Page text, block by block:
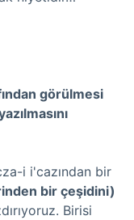
görülmesi
i i'cazından bir
bir çeşidini)
Birisi